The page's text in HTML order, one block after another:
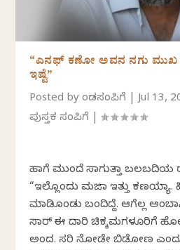
“ಎನಫ್ ಕಣೋ ಅವನ ನಗು ಮುಖ
ಇಷ್ಟೆ”
Posted byಕೆಂಡಸಂಪಿಗೆ |Jul 13,
ಪುಸ್ತಕ ಸಂಪಿಗೆ |
ಹಾಗೆ ಮುಂದೆ ಸಾಗುತ್ತಾ ಬಲಬದಿಯ
“ಇಲ್ಲೊಂದು ಮಜಾ ಇತ್ತು ಕಣಯ್ಯಾ.
ಮಾಡಿಕೊಂಡು ಬಂದಿದ್ದೆ. ಆಗೆಲ್ಲ
ಸಾರ್ ಈ ದಾರಿ ಚಿಕ್ಕಮಗಳೂರಿಗೆ
ಅಂದ. ಸರಿ ನೋಡೇ ಬಿಡೋಣ